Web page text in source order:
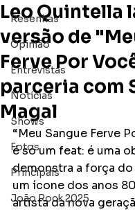
Resenhas
Opinião
Entrevistas
Notícias
Shows
Fotos
Principais
João Rock 2025
Leo Quintella
versão de
Ferve Por
parceria com
Magal
“Meu Sangue Ferve
é só um feat: é uma
demonstra a força
um ícone dos anos
artista da nova